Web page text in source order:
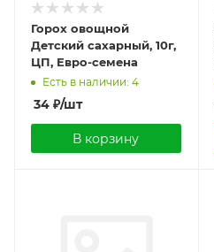
Горох овощной
Детский сахарный, 10г,
ЦП, Евро-семена
Есть в наличии: 4
34 ₽/шт
В корзину